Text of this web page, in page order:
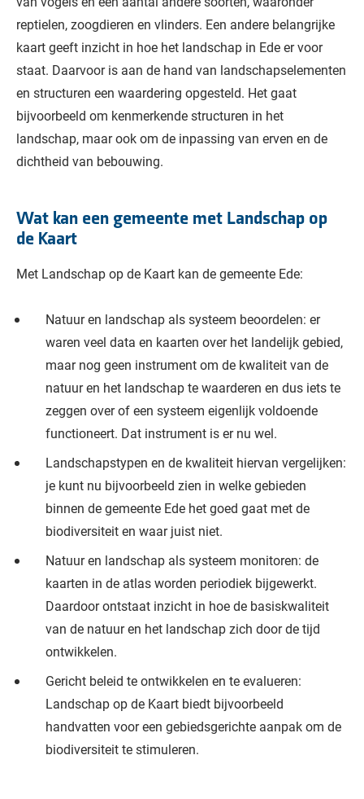
reptielen, zoogdieren en vlinders. Een andere belangrijke
kaart geeft inzicht in hoe het landschap in Ede er voor
staat. Daarvoor is aan de hand van landschapselementen
en structuren een waardering opgesteld. Het gaat
bijvoorbeeld om kenmerkende structuren in het
landschap, maar ook om de inpassing van erven en de
dichtheid van bebouwing.
Wat kan een gemeente met Landschap op
de Kaart
Met Landschap op de Kaart kan de gemeente Ede:
Natuur en landschap als systeem beoordelen: er
waren veel data en kaarten over het landelijk gebied,
maar nog geen instrument om de kwaliteit van de
natuur en het landschap te waarderen en dus iets te
zeggen over of een systeem eigenlijk voldoende
functioneert. Dat instrument is er nu wel.
Landschapstypen en de kwaliteit hiervan vergelijken:
je kunt nu bijvoorbeeld zien in welke gebieden
binnen de gemeente Ede het goed gaat met de
biodiversiteit en waar juist niet.
Natuur en landschap als systeem monitoren: de
kaarten in de atlas worden periodiek bijgewerkt.
Daardoor ontstaat inzicht in hoe de basiskwaliteit
van de natuur en het landschap zich door de tijd
ontwikkelen.
Gericht beleid te ontwikkelen en te evalueren:
Landschap op de Kaart biedt bijvoorbeeld
handvatten voor een gebiedsgerichte aanpak om de
biodiversiteit te stimuleren.